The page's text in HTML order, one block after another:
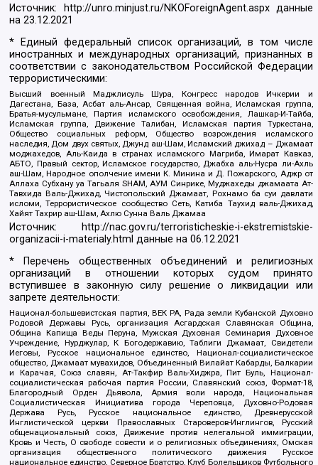
Источник: http://unro.minjust.ru/NKOForeignAgent.aspxданные
на23.12.2021
* Единый федеральный список организаций, в том числе
иностранных и международных организаций, признанных в
соответствии с законодательством Российской Федерации
террористическими:
Высший военный Маджлисуль Шура, Конгресс народов Ичкерии и
Дагестана, База, Асбат аль-Ансар, Священная война, Исламская группа,
Братья-мусульмане, Партия исламского освобождения, Лашкар-И-Тайба,
Исламская группа, Движение Талибан, Исламская партия Туркестана,
Общество социальных реформ, Общество возрождения исламского
наследия, Дом двух святых, Джунд аш-Шам, Исламский джихад – Джамаат
моджахедов, Аль-Каида в странах исламского Магриба, Имарат Кавказ,
АБТО, Правый сектор, Исламское государство, Джабха аль-Нусра ли-Ахль
аш-Шам, Народное ополчение имени К. Минина и Д. Пожарского, Аджр от
Аллаха Субхану уа Тагьаля SHAM, АУМ Синрике, Муджахеды джамаата Ат-
Тавхида Валь-Джихад, Чистопольский Джамаат, Рохнамо ба суи давлати
исломи, Террористическое сообщество Сеть, Катиба Таухид валь-Джихад,
Хайят Тахрир аш-Шам, Ахлю Сунна Валь Джамаа
Источник:
http://nac.gov.ru/terroristicheskie-i-ekstremistskie-
organizacii-i-materialy.html данные на06.12.2021
* Перечень общественных объединений и религиозных
организаций в отношении которых судом принято
вступившее в законную силу решение о ликвидации или
запрете деятельности:
Национал-большевистская партия, ВЕК РА, Рада земли Кубанской Духовно
Родовой Державы Русь, организация Асгардская Славянская Община,
Община Капища Веды Перуна, Мужская Духовная Семинария Духовное
Учреждение, Нурджулар, К Богодержавию, Таблиги Джамаат, Свидетели
Иеговы, Русское национальное единство, Национал-социалистическое
общество, Джамаат мувахидов, Объединенный Вилайат Кабарды, Балкарии
и Карачая, Союз славян, Ат-Такфир Валь-Хиджра, Пит Буль, Национал-
социалистическая рабочая партия России, Славянский союз, Формат-18,
Благородный Орден Дьявола, Армия воли народа, Национальная
Социалистическая Инициатива города Череповца, Духовно-Родовая
Держава Русь, Русское национальное единство, Древнерусской
Инглистической церкви Православных Староверов-Инглингов, Русский
общенациональный союз, Движение против нелегальной иммиграции,
Кровь и Честь, О свободе совести и о религиозных объединениях, Омская
организация общественного политического движения Русское
национальное единство, Северное Братство, Клуб Болельщиков Футбольного